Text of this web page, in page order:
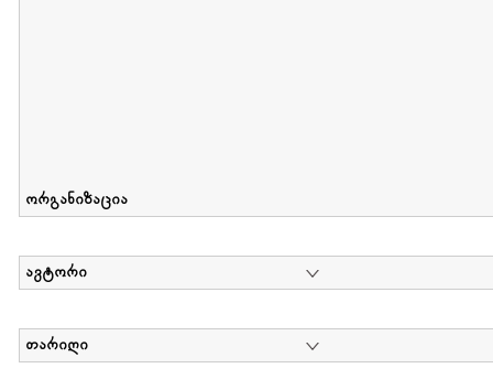
ორგანიზაცია
ავტორი
თარიღი